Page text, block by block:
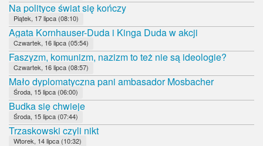
Na polityce świat się kończy
Piątek, 17 lipca (08:10)
Agata Kornhauser-Duda i Kinga Duda w akcji
Czwartek, 16 lipca (05:54)
Faszyzm, komunizm, nazizm to też nie są ideologie?
Czwartek, 16 lipca (08:57)
Mało dyplomatyczna pani ambasador Mosbacher
Środa, 15 lipca (06:00)
Budka się chwieje
Środa, 15 lipca (07:44)
Trzaskowski czyli nikt
Wtorek, 14 lipca (10:32)